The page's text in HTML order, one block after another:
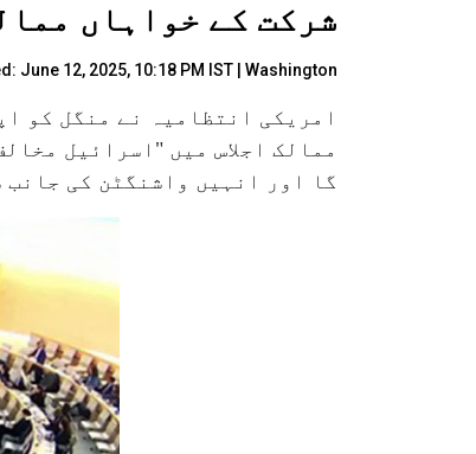
شرکت کے خواہاں
June 12, 2025, 10:18 PM IST | Washington
امریکی انتظامیہ نے منگل کو
ممالک اجلاس میں "اسرائیل
گا اور انہیں واشنگٹن کی